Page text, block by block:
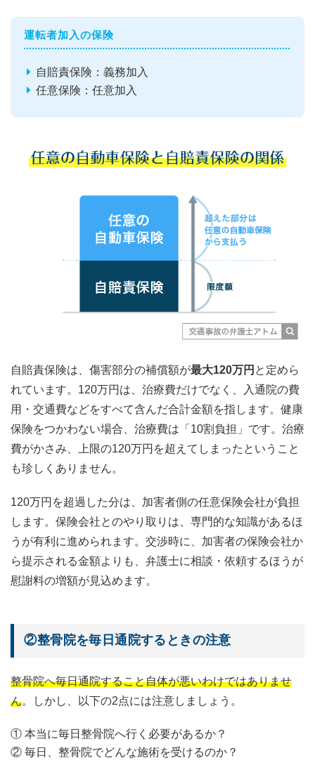
運転者加入の保険
自賠責保険：義務加入
任意保険：任意加入
自賠責保険は、傷害部分の補償額が最大120万円 と定めら
れています。120万円は、治療費だけでなく、入通院の費
用・交通費などをすべて含んだ合計金額を指します。健康
保険をつかわない場合、治療費は「10割負担」です。治療
費がかさみ、上限の120万円を超えてしまったということ
も珍しくありません。
120万円を超過した分は、加害者側の任意保険会社が負担
します。保険会社とのやり取りは、専門的な知識があるほ
うが有利に進められます。交渉時に、加害者の保険会社か
ら提示される金額よりも、弁護士に相談・依頼するほうが
慰謝料の増額が見込めます。
②整骨院を毎日通院するときの注意
整骨院へ毎日通院すること自体が悪いわけではありませ
ん。しかし、以下の2点には注意しましょう。
① 本当に毎日整骨院へ行く必要があるか？
② 毎日、整骨院でどんな施術を受けるのか？